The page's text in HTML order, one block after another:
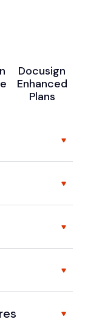
Docusign
Enhanced
Plans